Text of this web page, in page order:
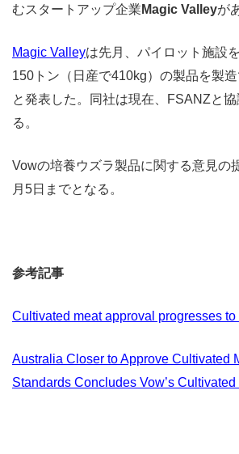
むスタートアップ企業 Magic Valleyが
Magic Valleyは先月、パイロット施設
150トン（日産で410kg）の製品を製
と発表した。同社は現在、FSANZと
る。
Vowの培養ウズラ製品に関する意見の
月5日までとなる。
参考記事
Cultivated meat approval progresses to
Australia Closer to Approve Cultivated
Standards Concludes Vow’s